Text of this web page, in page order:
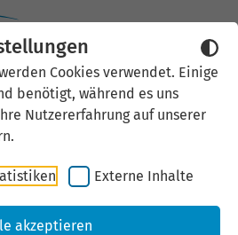
Cookies verwendet. Einige
benötigt, während es uns
Nutzererfahrung auf unserer
Externe Inhalte
akzeptieren
trifft
Neue
Südostasien